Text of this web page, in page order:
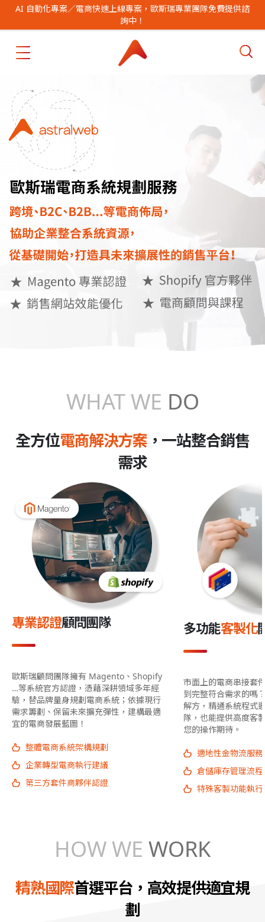
AI 自動化專案／電商快速上線專案，歐斯瑞專業團隊免費提供諮
詢中！
WHATWE DO
全方位電商解決方案，一站整合銷售
需求
專業認證顧問團隊
歐斯瑞顧問團隊擁有 Magento、Shopify
…等系統官方認證，憑藉深耕領域多年經
驗，替品牌量身規劃電商系統；依據現行
需求籌劃、保留未來擴充彈性，建構最適
宜的電商發展藍圖！
整體電商系統架構規劃
企業轉型電商執行建議
第三方套件商夥伴認證
多功能客製化
市面上的電商串接套
到完整符合需求的嗎
解方，精通系統程式
隊，也能提供高度客
您的操作期待。
適地性金物流服
倉儲庫存管理流
特殊客製功能執
HOWWE WORK
精熟國際首選平台，高效提供適宜規
劃